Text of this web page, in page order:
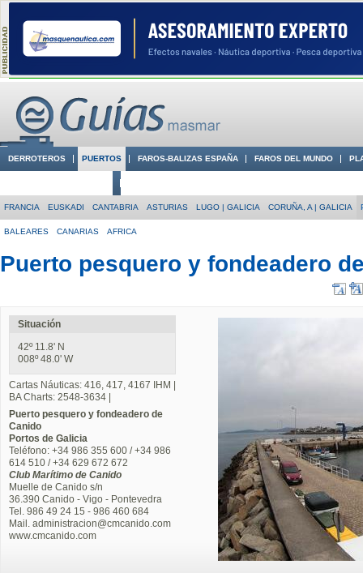
DERROTEROS PUERTOS FAROS-BALIZAS ESPAÑA FAROS DEL MUNDO
FRANCIA EUSKADI CANTABRIA ASTURIAS LUGO | GALICIA CORUÑA, A | GALICIA
BALEARES CANARIAS AFRICA
Puerto pesquero y fondeadero
Situación
42º 11.8' N
008º 48.0' W
Cartas Náuticas: 416, 417, 4167 IHM |
BA Charts: 2548-3634 |
Puerto pesquero y fondeadero de
Canido
Portos de Galicia
Teléfono: +34 986 355 600 / +34 986
614 510 / +34 629 672 672
Club Marítimo de Canido
Muelle de Canido s/n
36.390 Canido - Vigo - Pontevedra
Tel. 986 49 24 15 - 986 460 684
Mail. administracion@cmcanido.com
www.cmcanido.com